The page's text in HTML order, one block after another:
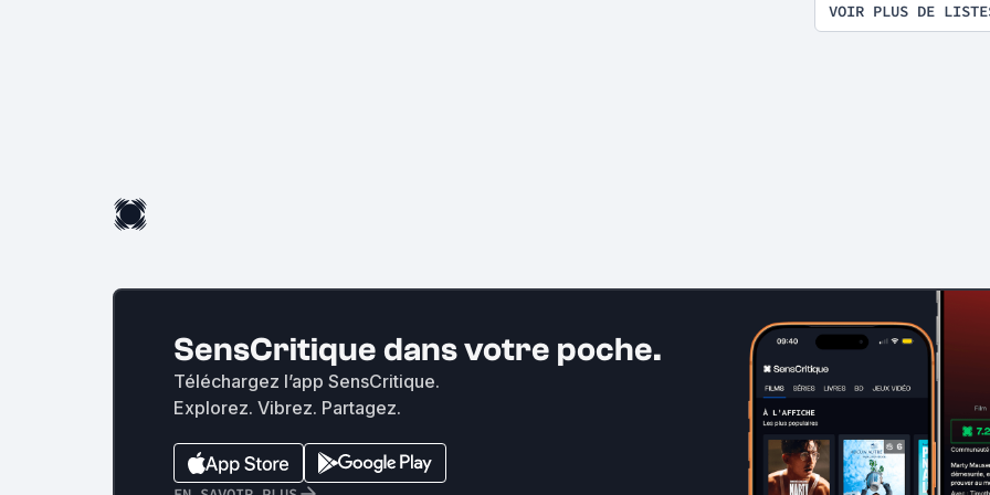
VOIR PLUS DE
SensCritique dans votre poche.
Téléchargez l’app SensCritique.
Explorez. Vibrez. Partagez.